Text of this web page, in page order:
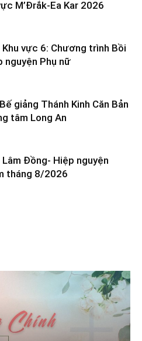
M’Đrắk-Ea Kar 2026
Khu vực 6: Chương trình Bồi
nguyện Phụ nữ
giảng Thánh Kinh Căn Bản
tâm Long An
Lâm Đồng- Hiệp nguyện
tháng 8/2026